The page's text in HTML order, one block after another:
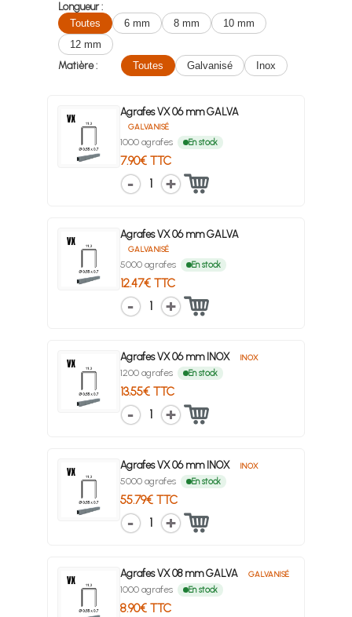
Longueur :
Toutes
6 mm 8 mm
10 mm
12 mm
Matière :
Toutes Galvanisé Inox
Agrafes VX 06 mm GALVA
GALVANISÉ
1000 agrafes En stock
7.90€ TTC
1
Agrafes VX 06 mm GALVA
GALVANISÉ
5000 agrafes En stock
12.47€ TTC
1
Agrafes VX 06 mm INOX INOX
1200 agrafes En stock
13.55€ TTC
1
Agrafes VX 06 mm INOX INOX
5000 agrafes En stock
55.79€ TTC
1
Agrafes VX 08 mm GALVA GALVANISÉ
1000 agrafes En stock
8.90€ TTC